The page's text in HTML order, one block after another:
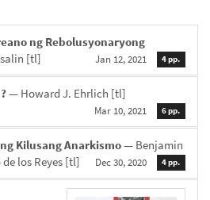
ng Rebolusyonaryong
[tl] Jan 12, 2021 4 pp.
— Howard J. Ehrlich [tl]
Mar 10, 2021 6 pp.
Kilusang Anarkismo— Benjamin
los Reyes [tl] Dec 30, 2020 4 pp.